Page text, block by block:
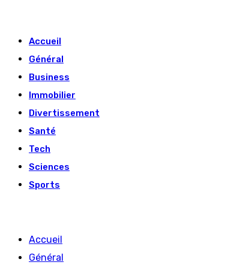
content
Accueil
Général
Business
Immobilier
Divertissement
Santé
Tech
Sciences
Sports
Accueil
Général